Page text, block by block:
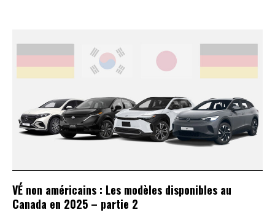
VÉ non américains : Les modèles disponibles au
Canada en 2025 – partie 2